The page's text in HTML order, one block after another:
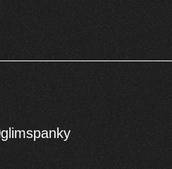
glimspanky